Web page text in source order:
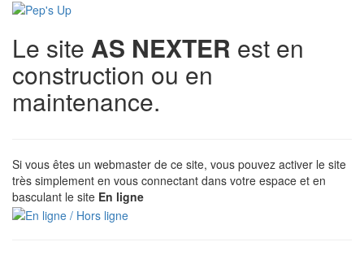
Le site AS NEXTER est en
construction ou en
maintenance.
Si vous êtes un webmaster de ce site, vous pouvez activer le site
très simplement en vous connectant dans votre espace et en
basculant le site En ligne